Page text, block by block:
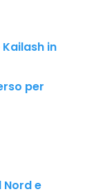
in
per
Nord e